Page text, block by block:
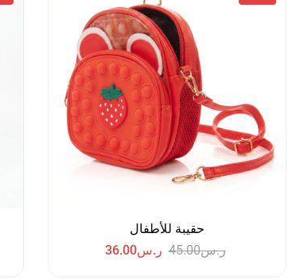
حقيبة للأطفال
ر.س45.00 ر.س36.00